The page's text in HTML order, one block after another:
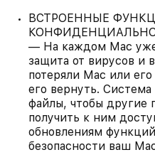
ВСТРОЕННЫЕ
— На каждом Mac уже
защита от вирусов и
потеряли Mac или
его вернуть.
файлы, чтобы другие
получить к ним
обновлениям
безопасности ваш